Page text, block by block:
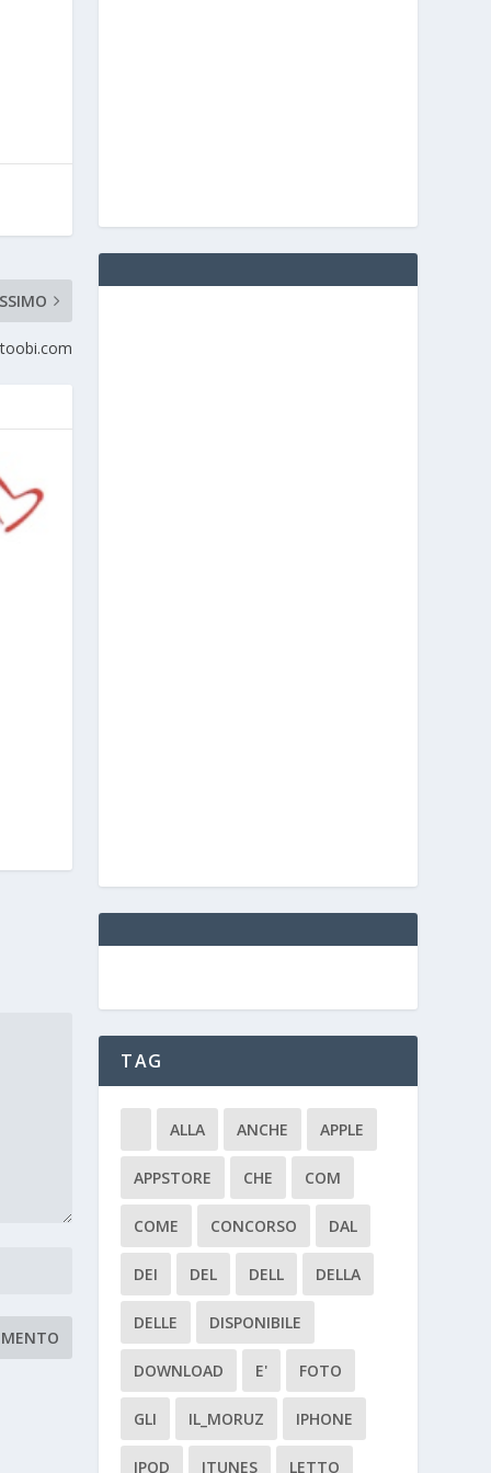
TAG
ALLA ANCHE APPLE
APPSTORE CHE COM
COME CONCORSO DAL
DEI DEL DELL DELLA
DELLE DISPONIBILE
DOWNLOAD E' FOTO
GLI IL_MORUZ IPHONE
IPOD ITUNES LETTO